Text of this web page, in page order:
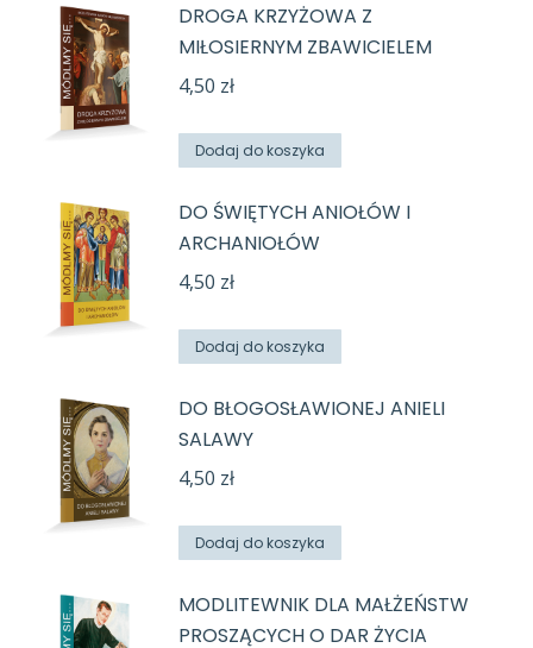
DROGA KRZYŻOWA Z
MIŁOSIERNYM ZBAWICIELEM
4,50 zł
Dodaj do koszyka
DO ŚWIĘTYCH ANIOŁÓW I
ARCHANIOŁÓW
4,50 zł
Dodaj do koszyka
DO BŁOGOSŁAWIONEJ ANIELI
SALAWY
4,50 zł
Dodaj do koszyka
MODLITEWNIK DLA MAŁŻEŃSTW
PROSZĄCYCH O DAR ŻYCIA